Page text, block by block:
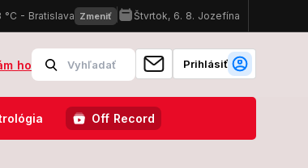
kolumbijských žoldnierov?! Veľvyslanectvo odhalilo
ho Prihlásiť
Off Record